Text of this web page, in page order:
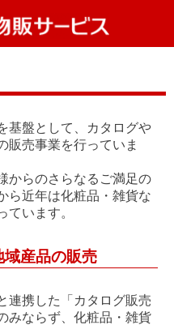
基盤として、カタログや
販売事業を行っていま
からのさらなるご満足の
ら近年は化粧品・雑貨な
ています。
域産品の販売
連携した「カタログ販売
みならず、化粧品・雑貨